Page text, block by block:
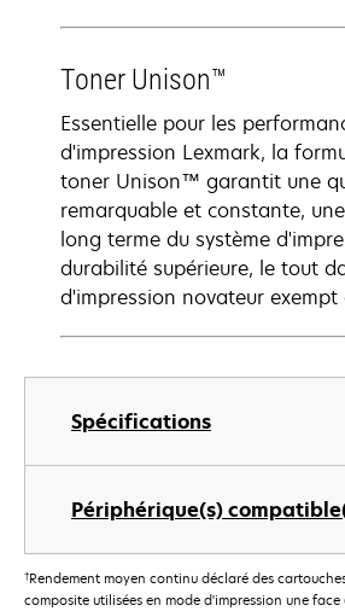
Spécifications
Périphérique(s)
Toner Unison™
Essentielle pour les
d'impression Lexmark, la
toner Unison™ garantit une
remarquable et constante,
long terme du système
durabilité supérieure, le tout
d'impression novateur
†Rendement moyen continu déclaré des
composite utilisées en mode d'impression une